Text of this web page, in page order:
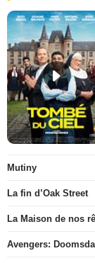
Mutiny
La fin d’Oak Street
La Maison de nos
Avengers: